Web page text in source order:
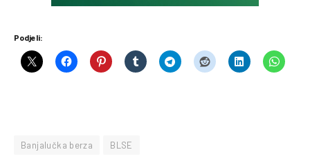
Podjeli:
Banjalučka berza BLSE